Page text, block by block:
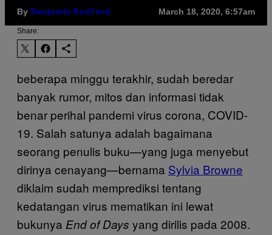
By Benjamin Radford March 18, 2020, 6:57am
Share:
beberapa minggu terakhir, sudah beredar
banyak rumor, mitos dan informasi tidak
benar perihal pandemi virus corona, COVID-
19. Salah satunya adalah bagaimana
seorang penulis buku—yang juga menyebut
dirinya cenayang—bernama Sylvia Browne
diklaim sudah memprediksi tentang
kedatangan virus mematikan ini lewat
bukunya End of Days yang dirilis pada 2008.